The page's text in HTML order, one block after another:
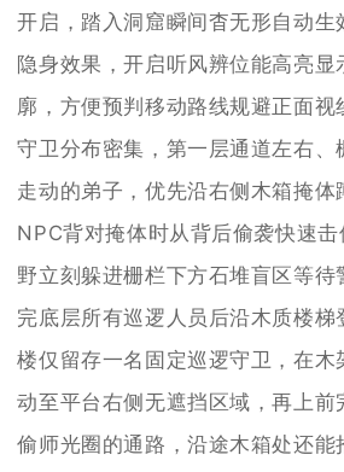
开启，踏入洞窟瞬间杳无形自动生
隐身效果，开启听风辨位能高亮显
廓，方便预判移动路线规避正面视
守卫分布密集，第一层通道左右、
走动的弟子，优先沿右侧木箱掩体
NPC背对掩体时从背后偷袭快速
野立刻躲进栅栏下方石堆盲区等待
完底层所有巡逻人员后沿木质楼梯
楼仅留存一名固定巡逻守卫，在木
动至平台右侧无遮挡区域，再上前
偷师光圈的通路，沿途木箱处还能